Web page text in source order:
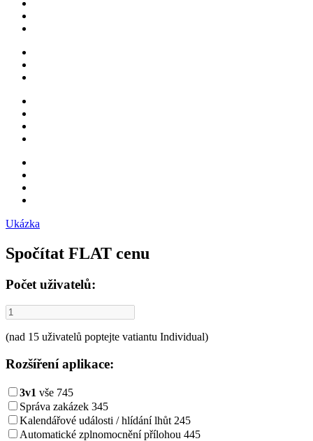
Ukázka
Spočítat FLAT cenu
Počet uživatelů:
(nad 15 uživatelů poptejte vatiantu Individual)
Rozšíření aplikace:
3v1 vše 745
Správa zakázek 345
Kalendářové události / hlídání lhůt 245
Automatické zplnomocnění přílohou 445